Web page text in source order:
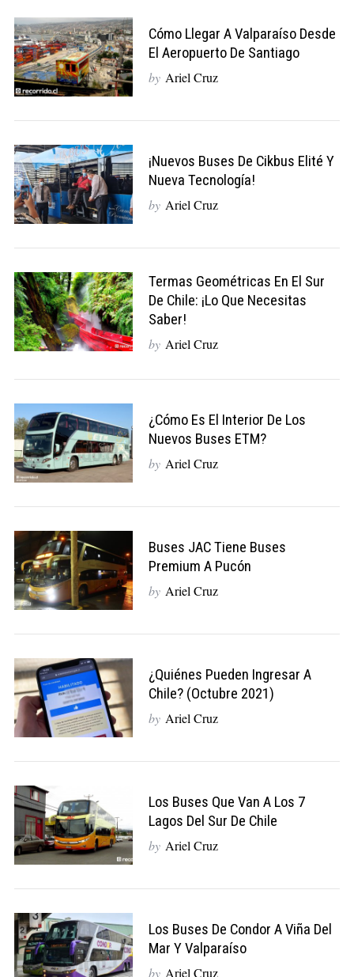
Cómo Llegar A Valparaíso Desde
El Aeropuerto De Santiago
by Ariel Cruz
¡Nuevos Buses De Cikbus Elité Y
Nueva Tecnología!
by Ariel Cruz
Termas Geométricas En El Sur
De Chile: ¡lo Que Necesitas
Saber!
by Ariel Cruz
¿Cómo Es El Interior De Los
Nuevos Buses ETM?
by Ariel Cruz
Buses JAC Tiene Buses
Premium A Pucón
by Ariel Cruz
¿Quiénes Pueden Ingresar A
Chile? (Octubre 2021)
by Ariel Cruz
Los Buses Que Van A Los 7
Lagos Del Sur De Chile
by Ariel Cruz
Los Buses De Condor A Viña Del
Mar Y Valparaíso
by Ariel Cruz
S
e
r
h
f
o
r